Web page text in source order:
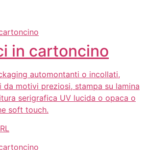
in cartoncino
automontanti o incollati,
motivi preziosi, stampa su lamina
serigrafica UV lucida o opaca o
soft touch.